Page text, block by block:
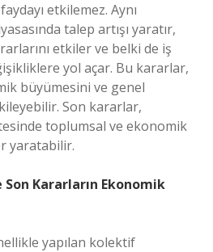
etkilemez. Aynı
talep artışı yaratır,
etkiler ve belki de iş
yol açar. Bu kararlar,
büyümesini ve genel
Son kararlar,
toplumsal ve ekonomik
yaratabilir.
Kararların Ekonomik
yapılan kolektif